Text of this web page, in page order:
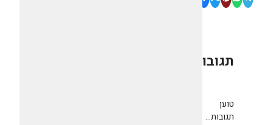
תגובות
טוען
תגובות...